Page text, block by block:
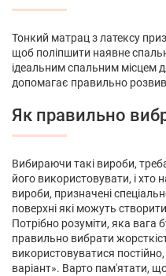
Тонкий матрац з латексу
щоб поліпшити наявне
ідеальним спальним місцем
допомагає правильно
Як правильно
Вибираючи такі вироби,
його використовувати, і хто
вироби, призначені
поверхні які можуть
Потрібно розуміти, яка вага
правильно вибрати
використовуватися
варіант». Варто пам'ятати,